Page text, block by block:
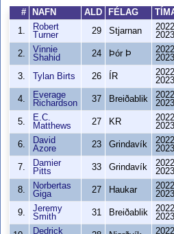
#
NAFN ALD FÉLAG
1.
Robert
Turner
29 Stjarnan
2023
2.
Vinnie
Shahid
24 Þór Þ
2023
3. Tylan Birts 26 ÍR
2023
4.
Everage
Richardson
37 Breiðablik
2023
5.
E.C.
Matthews
27 KR
2023
6.
David
Azore
23 Grindavík
2023
7.
Damier
Pitts
33 Grindavík
2023
8.
Norbertas
Giga
27 Haukar
2023
9.
Jeremy
Smith
31 Breiðablik
2023
Dedrick